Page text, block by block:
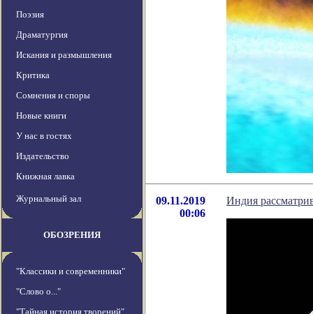
Поэзия
Драматургия
Искания и размышления
Критика
Сомнения и споры
Новые книги
У нас в гостях
Издательство
Книжная лавка
Журнальный зал
ОБОЗРЕНИЯ
"Классики и современники"
"Слово о..."
"Тайная история творений"
09.11.2019
00:06
Индия